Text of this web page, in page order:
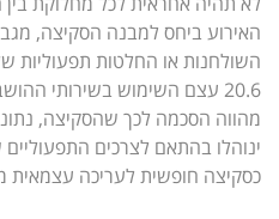
האירוע ביחס למבנה הסקיצה,
השולחנות או החלטות תפעוליות
20.6 עצם השימוש בשירותי
מהווה הסכמה לכך שהסקיצה,
ינוהלו בהתאם לצרכים
כסקיצה חופשית לעריכה